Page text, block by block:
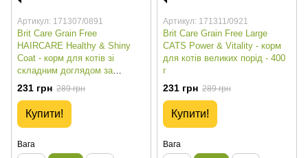
Артикул: 171307/0891
Brit Care Grain Free
HAIRCARE Healthy & Shiny
Coat - корм для котів зі
складним доглядом за
шерстю - 400 г
231 грн 289 грн
Купити!
Вага
Артикул: 171311/0921
Brit Care Grain Free Large
CATS Power & Vitality - корм
для котів великих порід - 400
г
231 грн 289 грн
Купити!
Вага